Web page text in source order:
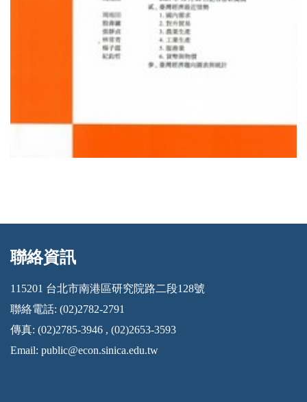
:::
聯絡資訊
115201 台北市南港區研究院路二段128號
聯絡電話: (02)2782-2791
傳真: (02)2785-3946 , (02)2653-3593
Email: public@econ.sinica.edu.tw